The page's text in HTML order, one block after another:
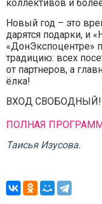
коллективов и
Новый год – это
дарятся подарки, и
«ДонЭкспоцентре»
традицию: всех
от партнеров, а
ёлка!
ВХОД СВОБОДНЫЙ!
ПОЛНАЯ
Таисья Изусова.